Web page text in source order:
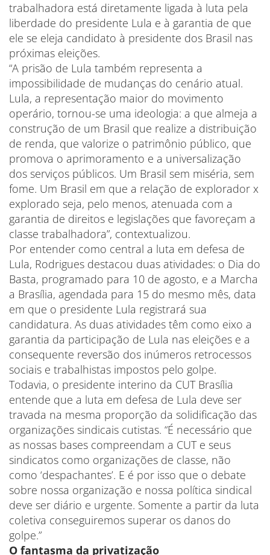
trabalhadora está diretamente ligada à luta pela
liberdade do presidente Lula e à garantia de que
ele se eleja candidato à presidente dos Brasil nas
próximas eleições.
“A prisão de Lula também representa a
impossibilidade de mudanças do cenário atual.
Lula, a representação maior do movimento
operário, tornou-se uma ideologia: a que almeja a
construção de um Brasil que realize a distribuição
de renda, que valorize o patrimônio público, que
promova o aprimoramento e a universalização
dos serviços públicos. Um Brasil sem miséria, sem
fome. Um Brasil em que a relação de explorador x
explorado seja, pelo menos, atenuada com a
garantia de direitos e legislações que favoreçam a
classe trabalhadora”, contextualizou.
Por entender como central a luta em defesa de
Lula, Rodrigues destacou duas atividades: o Dia do
Basta, programado para 10 de agosto, e a Marcha
a Brasília, agendada para 15 do mesmo mês, data
em que o presidente Lula registrará sua
candidatura. As duas atividades têm como eixo a
garantia da participação de Lula nas eleições e a
consequente reversão dos inúmeros retrocessos
sociais e trabalhistas impostos pelo golpe.
Todavia, o presidente interino da CUT Brasília
entende que a luta em defesa de Lula deve ser
travada na mesma proporção da solidificação das
organizações sindicais cutistas. “É necessário que
as nossas bases compreendam a CUT e seus
sindicatos como organizações de classe, não
como ‘despachantes’. E é por isso que o debate
sobre nossa organização e nossa política sindical
deve ser diário e urgente. Somente a partir da luta
coletiva conseguiremos superar os danos do
golpe.”
O fantasma da privatização